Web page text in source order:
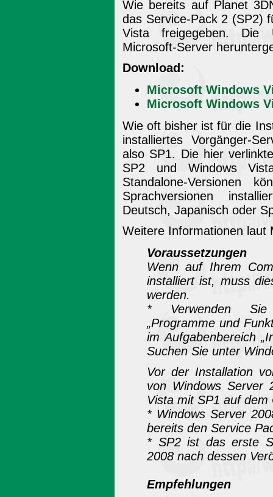
Wie bereits auf Planet
das Service-Pack 2 (SP2)
Vista freigegeben. Die
Microsoft-Server
Download:
Microsoft Windows
Microsoft Windows
Wie oft bisher ist für die
installiertes Vorgänger-
also SP1. Die hier
SP2 und Windows
Standalone-Versionen
Sprachversionen
Deutsch, Japanisch oder
Weitere Informationen laut
Voraussetzungen
Wenn auf Ihrem
installiert ist, muss
werden.
* Verwenden Sie
„Programme und
im Aufgabenbereich
Suchen Sie unter
Vor der Installation
von Windows Server
Vista mit SP1 auf
* Windows Server
bereits den Service
* SP2 ist das erste
2008 nach dessen
Empfehlungen